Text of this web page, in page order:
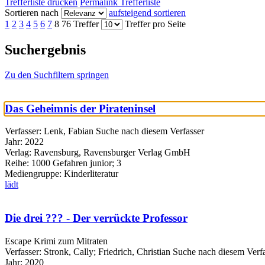
Trefferliste drucken Permalink Trefferliste
Sortieren nach
aufsteigend sortieren
1 2 3 4 5 6 7 8 76 Treffer Treffer pro Seite
Suchergebnis
Zu den Suchfiltern springen
Das Geheimnis der Pirateninsel
Verfasser: Lenk, Fabian Suche nach diesem Verfasser
Jahr: 2022
Verlag: Ravensburg, Ravensburger Verlag GmbH
Reihe: 1000 Gefahren junior; 3
Mediengruppe: Kinderliteratur
lädt
Die drei ??? - Der verrückte Professor
Escape Krimi zum Mitraten
Verfasser: Stronk, Cally; Friedrich, Christian Suche nach diesem
Jahr: 2020